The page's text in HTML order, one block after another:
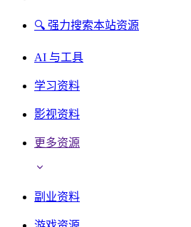
🔍 强力搜索本站资源
AI 与工具
学习资料
影视资料
更多资源
副业资料